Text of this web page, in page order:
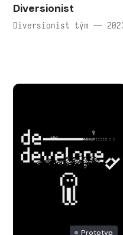
Diversionist
Diversionist tým —
Prototyp